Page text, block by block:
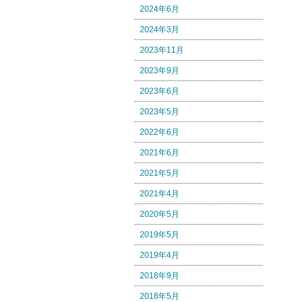
2024年6月
2024年3月
2023年11月
2023年9月
2023年6月
2023年5月
2022年6月
2021年6月
2021年5月
2021年4月
2020年5月
2019年5月
2019年4月
2018年9月
2018年5月